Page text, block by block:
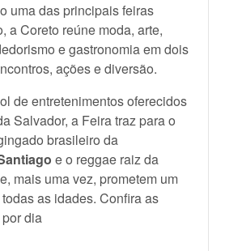
uma das principais feiras
a Coreto reúne moda, arte,
e gastronomia em dois
ações e diversão.
de entretenimentos oferecidos
Salvador, a Feira traz para o
brasileiro da
e o reggae raiz da
mais uma vez, prometem um
as idades. Confira as
dia